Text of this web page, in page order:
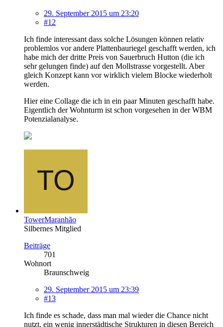
29. September 2015 um 23:20
#12
Ich finde interessant dass solche Lösungen können relativ
problemlos vor andere Plattenbauriegel geschafft werden, ich
habe mich der dritte Preis von Sauerbruch Hutton (die ich
sehr gelungen finde) auf den Mollstrasse vorgestellt. Aber
gleich Konzept kann vor wirklich vielem Blocke wiederholt
werden.
Hier eine Collage die ich in ein paar Minuten geschafft habe.
Eigentlich der Wohnturm ist schon vorgesehen in der WBM
Potenzialanalyse.
TowerMaranhão
Silbernes Mitglied
Beiträge
701
Wohnort
Braunschweig
29. September 2015 um 23:39
#13
Ich finde es schade, dass man mal wieder die Chance nicht
nutzt, ein wenig innerstädtische Strukturen in diesen Bereich